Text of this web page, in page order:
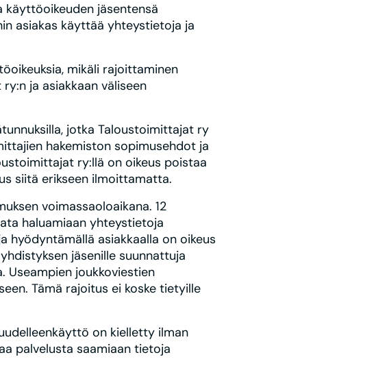
jäsentensä
asiakas käyttää yhteystietoja ja
mikäli rajoittaminen
ja asiakkaan väliseen
jotka Taloustoimittajat ry
hakemiston sopimusehdot ja
ry:llä on oikeus poistaa
siitä erikseen ilmoittamatta.
voimassaoloaikana. 12
haluamiaan yhteystietoja
hyödyntämällä asiakkaalla on oikeus
jäsenille suunnattuja
Useampien joukkoviestien
Tämä rajoitus ei koske tietyille
on kielletty ilman
palvelusta saamiaan tietoja